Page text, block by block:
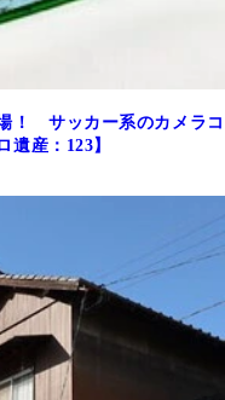
！ サッカー系のカメラコ
遺産：123】